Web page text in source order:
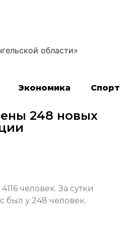
области»
Экономика Спорт
248 новых
человек. За сутки
был у 248 человек.